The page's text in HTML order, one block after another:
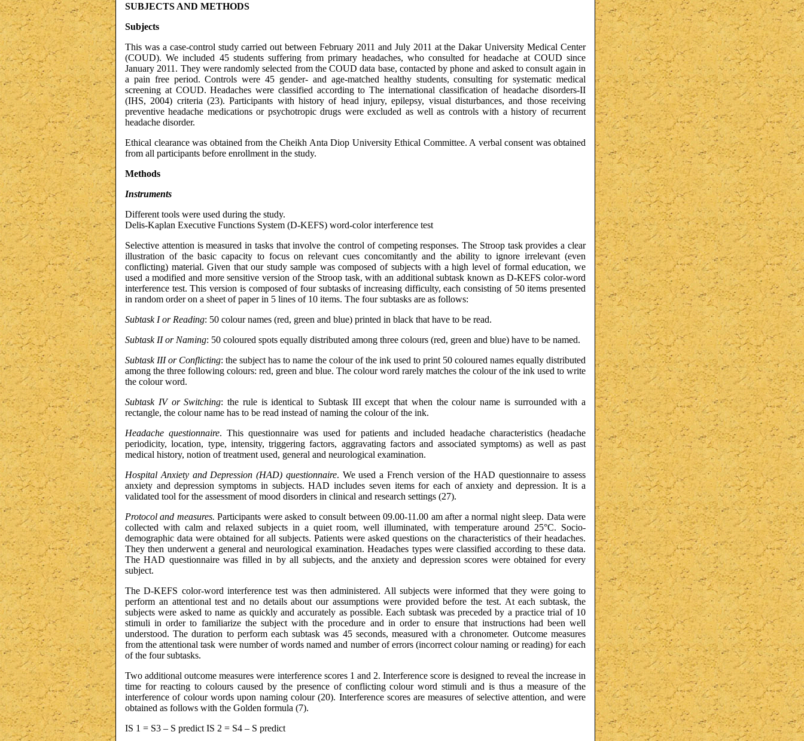
SUBJECTS AND METHODS
Subjects
This was a case-control study carried out between February 2011 and July 2011 at the Dakar University Medical Center
(COUD). We included 45 students suffering from primary headaches, who consulted for headache at COUD since
January 2011. They were randomly selected from the COUD data base, contacted by phone and asked to consult again in
a pain free period. Controls were 45 gender- and age-matched healthy students, consulting for systematic medical
screening at COUD. Headaches were classified according to The international classification of headache disorders-II
(IHS, 2004) criteria (23). Participants with history of head injury, epilepsy, visual disturbances, and those receiving
preventive headache medications or psychotropic drugs were excluded as well as controls with a history of recurrent
headache disorder.
Ethical clearance was obtained from the Cheikh Anta Diop University Ethical Committee. A verbal consent was obtained
from all participants before enrollment in the study.
Methods
Instruments
Different tools were used during the study.
Delis-Kaplan Executive Functions System (D-KEFS) word-color interference test
Selective attention is measured in tasks that involve the control of competing responses. The Stroop task provides a clear
illustration of the basic capacity to focus on relevant cues concomitantly and the ability to ignore irrelevant (even
conflicting) material. Given that our study sample was composed of subjects with a high level of formal education, we
used a modified and more sensitive version of the Stroop task, with an additional subtask known as D-KEFS color-word
interference test. This version is composed of four subtasks of increasing difficulty, each consisting of 50 items presented
in random order on a sheet of paper in 5 lines of 10 items. The four subtasks are as follows:
Subtask I or Reading: 50 colour names (red, green and blue) printed in black that have to be read.
Subtask II or Naming: 50 coloured spots equally distributed among three colours (red, green and blue) have to be named.
Subtask III or Conflicting: the subject has to name the colour of the ink used to print 50 coloured names equally distributed
among the three following colours: red, green and blue. The colour word rarely matches the colour of the ink used to write
the colour word.
Subtask IV or Switching: the rule is identical to Subtask III except that when the colour name is surrounded with a
rectangle, the colour name has to be read instead of naming the colour of the ink.
Headache questionnaire. This questionnaire was used for patients and included headache characteristics (headache
periodicity, location, type, intensity, triggering factors, aggravating factors and associated symptoms) as well as past
medical history, notion of treatment used, general and neurological examination.
Hospital Anxiety and Depression (HAD) questionnaire. We used a French version of the HAD questionnaire to assess
anxiety and depression symptoms in subjects. HAD includes seven items for each of anxiety and depression. It is a
validated tool for the assessment of mood disorders in clinical and research settings (27).
Protocol and measures. Participants were asked to consult between 09.00-11.00 am after a normal night sleep. Data were
collected with calm and relaxed subjects in a quiet room, well illuminated, with temperature around 25°C. Socio-
demographic data were obtained for all subjects. Patients were asked questions on the characteristics of their headaches.
They then underwent a general and neurological examination. Headaches types were classified according to these data.
The HAD questionnaire was filled in by all subjects, and the anxiety and depression scores were obtained for every
subject.
The D-KEFS color-word interference test was then administered. All subjects were informed that they were going to
perform an attentional test and no details about our assumptions were provided before the test. At each subtask, the
subjects were asked to name as quickly and accurately as possible. Each subtask was preceded by a practice trial of 10
stimuli in order to familiarize the subject with the procedure and in order to ensure that instructions had been well
understood. The duration to perform each subtask was 45 seconds, measured with a chronometer. Outcome measures
from the attentional task were number of words named and number of errors (incorrect colour naming or reading) for each
of the four subtasks.
Two additional outcome measures were interference scores 1 and 2. Interference score is designed to reveal the increase in
time for reacting to colours caused by the presence of conflicting colour word stimuli and is thus a measure of the
interference of colour words upon naming colour (20). Interference scores are measures of selective attention, and were
obtained as follows with the Golden formula (7).
IS 1 = S3 – S predict IS 2 = S4 – S predict